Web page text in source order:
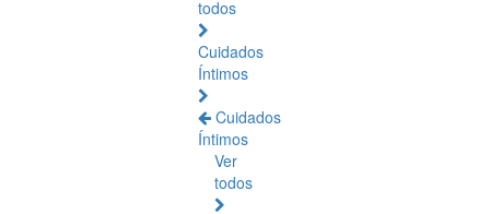
todos
Cuidados
Íntimos
Cuidados
Íntimos
Ver
todos